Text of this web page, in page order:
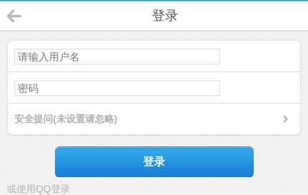
登录
安全提问(未设置请忽略)
登录
或使用QQ登录